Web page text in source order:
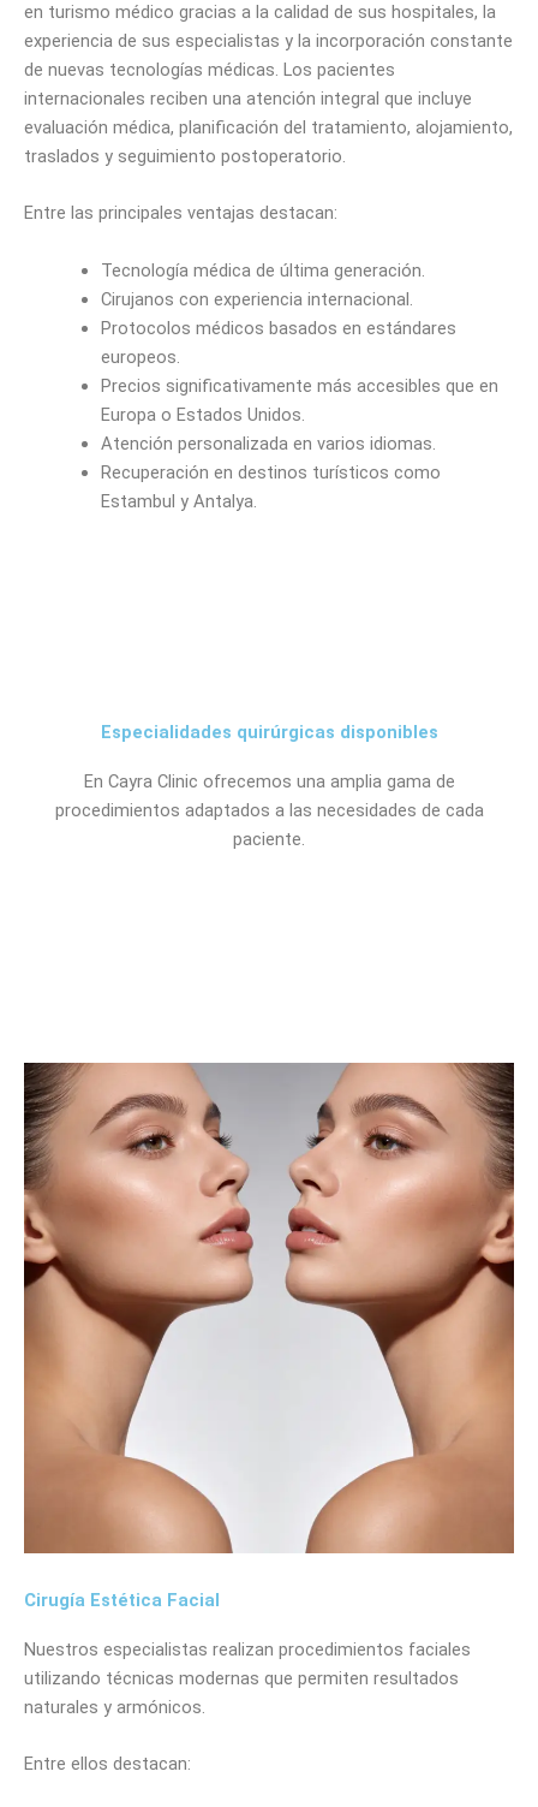
en turismo médico gracias a la calidad de sus hospitales, la
experiencia de sus especialistas y la incorporación constante
de nuevas tecnologías médicas. Los pacientes
internacionales reciben una atención integral que incluye
evaluación médica, planificación del tratamiento, alojamiento,
traslados y seguimiento postoperatorio.
Entre las principales ventajas destacan:
Tecnología médica de última generación.
Cirujanos con experiencia internacional.
Protocolos médicos basados en estándares
europeos.
Precios significativamente más accesibles que en
Europa o Estados Unidos.
Atención personalizada en varios idiomas.
Recuperación en destinos turísticos como
Estambul y Antalya.
Especialidades quirúrgicas disponibles
En Cayra Clinic ofrecemos una amplia gama de
procedimientos adaptados a las necesidades de cada
paciente.
Cirugía Estética Facial
Nuestros especialistas realizan procedimientos faciales
utilizando técnicas modernas que permiten resultados
naturales y armónicos.
Entre ellos destacan: